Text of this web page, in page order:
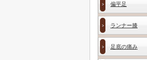
偏平足
ランナー膝
足底の痛み